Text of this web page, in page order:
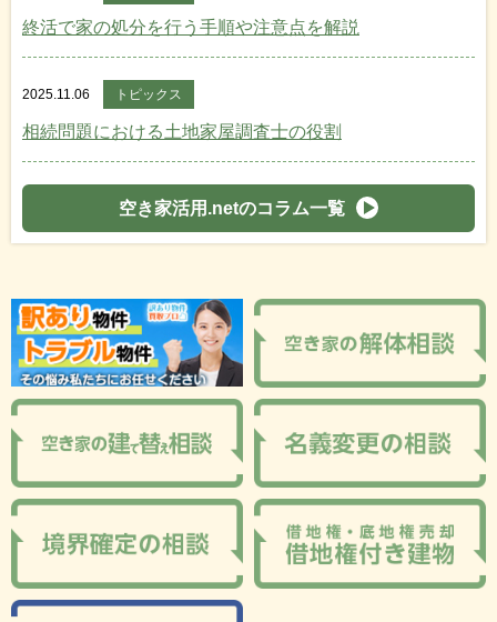
終活で家の処分を行う手順や注意点を解説
2025.11.06 トピックス
相続問題における土地家屋調査士の役割
空き家活用.netのコラム一覧